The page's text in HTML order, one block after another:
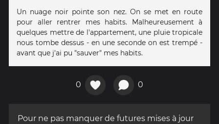
Un nuage noir pointe son nez. On se met en route
pour aller rentrer mes habits. Malheureusement à
quelques mettre de l'appartement, une pluie tropicale
nous tombe dessus - en une seconde on est trempé -
avant que j'ai pu "sauver" mes habits.
0 0
Pour ne pas manquer de futures mises à jour